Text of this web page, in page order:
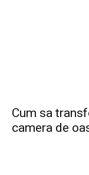
Cum sa
camera de